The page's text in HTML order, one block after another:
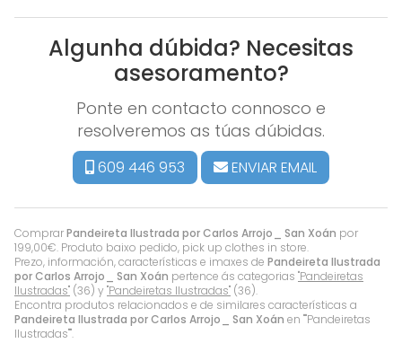
ComprarPandeireta Ilustrada por Carlos Arrojo_ San Xoán por
199,00€. Produto baixo pedido, pick up clothes in store.
Prezo, información, características e imaxes de Pandeireta Ilustrada
por Carlos Arrojo_ San Xoán pertence ás categorias "Pandeiretas
Ilustradas" (36) y "Pandeiretas Ilustradas" (36).
Encontra produtos relacionados e de similares características a
Pandeireta Ilustrada por Carlos Arrojo_ San Xoán en ""Pandeiretas
Ilustradas"".
Algunha dúbida? Necesitas
asesoramento?
Ponte en contacto connosco e
resolveremos as túas dúbidas.
609 446 953 ENVIAR EMAIL